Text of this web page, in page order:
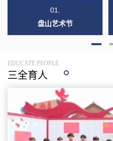
01.
盘山艺术节
该剧以收藏于国家博物馆的国家
宝藏《潞河督运图》为灵感来
挖掘
阅读更多
EDUCATE PEOPLE
三全育人